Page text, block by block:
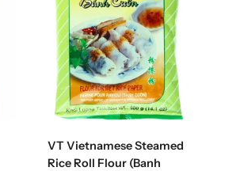
VT Vietnamese Steamed
Rice Roll Flour (Banh